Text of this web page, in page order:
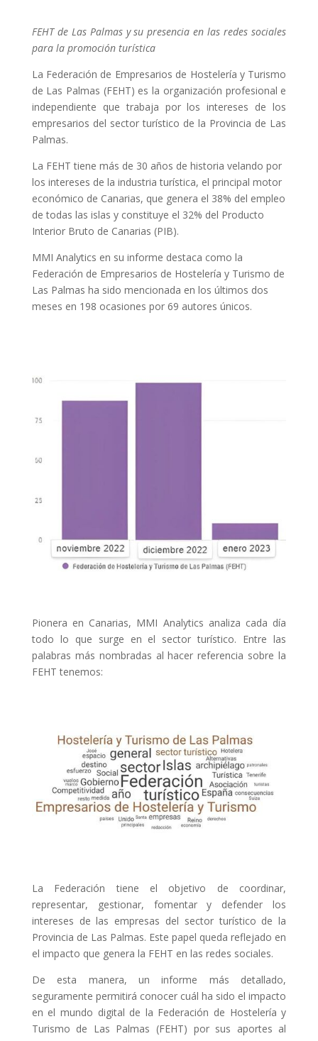
FEHT de Las Palmas y su presencia en las redes sociales
para la promoción turística
La Federación de Empresarios de Hostelería y Turismo
de Las Palmas (FEHT) es la organización profesional e
independiente que trabaja por los intereses de los
empresarios del sector turístico de la Provincia de Las
Palmas.
La FEHT tiene más de 30 años de historia velando por
los intereses de la industria turística, el principal motor
económico de Canarias, que genera el 38% del empleo
de todas las islas y constituye el 32% del Producto
Interior Bruto de Canarias (PIB).
MMI Analytics en su informe destaca como la
Federación de Empresarios de Hostelería y Turismo de
Las Palmas ha sido mencionada en los últimos dos
meses en 198 ocasiones por 69 autores únicos.
Pionera en Canarias, MMI Analytics analiza cada día
todo lo que surge en el sector turístico. Entre las
palabras más nombradas al hacer referencia sobre la
FEHT tenemos:
La Federación tiene el objetivo de coordinar,
representar, gestionar, fomentar y defender los
intereses de las empresas del sector turístico de la
Provincia de Las Palmas. Este papel queda reflejado en
el impacto que genera la FEHT en las redes sociales.
De esta manera, un informe más detallado,
seguramente permitirá conocer cuál ha sido el impacto
en el mundo digital de la Federación de Hostelería y
Turismo de Las Palmas (FEHT) por sus aportes al